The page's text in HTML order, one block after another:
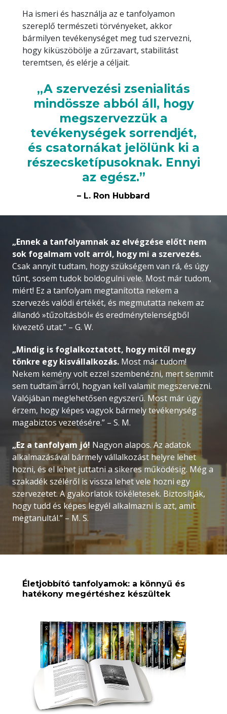
Ha ismeri és használja az e tanfolyamon
szereplő természeti törvényeket, akkor
bármilyen tevékenységet meg tud szervezni,
hogy kiküszöbölje a zűrzavart, stabilitást
teremtsen, és elérje a céljait.
„A szervezési zsenialitás
mindössze abból áll, hogy
megszervezzük a
tevékenységek sorrendjét,
és csatornákat jelölünk ki a
részecsketípusoknak. Ennyi
az egész.”
– L. Ron Hubbard
„Ennek a tanfolyamnak az elvégzése előtt nem
sok fogalmam volt arról, hogy mi a szervezés.
Csak annyit tudtam, hogy szükségem van rá, és úgy
tűnt, sosem tudok boldogulni vele. Most már tudom,
miért! Ez a tanfolyam megtanította nekem a
szervezés valódi értékét, és megmutatta nekem az
állandó »tűzoltásból« és eredménytelenségből
kivezető utat.” – G. W.
„Mindig is foglalkoztatott, hogy mitől megy
tönkre egy kisvállalkozás. Most már tudom!
Nekem kemény volt ezzel szembenézni, mert semmit
sem tudtam arról, hogyan kell valamit megszervezni.
Valójában meglehetősen egyszerű. Most már úgy
érzem, hogy képes vagyok bármely tevékenység
magabiztos vezetésére.” – S. M.
„Ez a tanfolyam jó! Nagyon alapos. Az adatok
alkalmazásával bármely vállalkozást helyre lehet
hozni, és el lehet juttatni a sikeres működésig. Még a
szakadék széléről is vissza lehet vele hozni egy
szervezetet. A gyakorlatok tökéletesek. Biztosítják,
hogy tudd és képes legyél alkalmazni is azt, amit
megtanultál.” – M. S.
Életjobbító tanfolyamok: a könnyű és
hatékony megértéshez készültek